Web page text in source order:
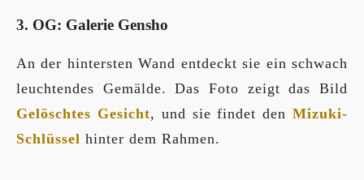
3. OG: Galerie Gensho
An der hintersten Wand entdeckt sie ein schwach
leuchtendes Gemälde. Das Foto zeigt das Bild
Gelöschtes Gesicht, und sie findet denMizuki-
Schlüssel hinter dem Rahmen.